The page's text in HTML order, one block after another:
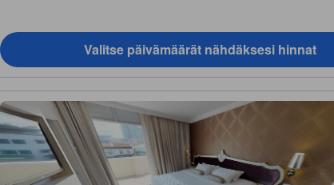
Valitse päivämäärät nähdäksesi hinnat